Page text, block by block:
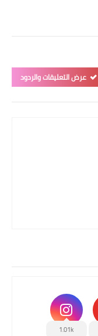
عرض التعليقات والردود
1.01k